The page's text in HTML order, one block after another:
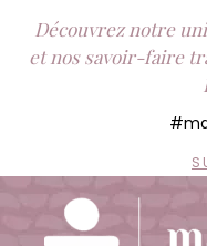
Découvrez notre
et nos savoir-faire